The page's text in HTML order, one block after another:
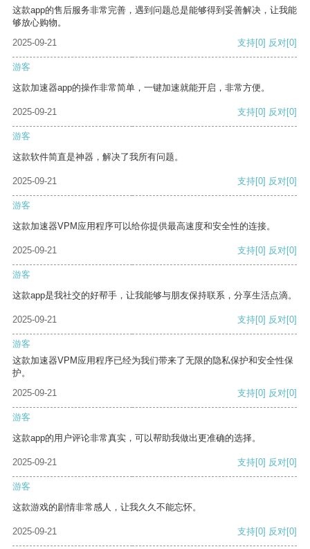
这款app的售后服务非常完善，遇到问题总是能够得到妥善解决，让我能
够放心购物。
2025-09-21
支持[0] 反对[0]
游客
这款加速器app的操作非常简单，一键加速就能开启，非常方便。
2025-09-21 支持[0] 反对[0]
游客
这款软件简直是神器，解决了我所有问题。
2025-09-21 支持[0] 反对[0]
游客
这款加速器VPM应用程序可以给你提供最高速度和安全性的连接。
2025-09-21 支持[0] 反对[0]
游客
这款app是我社交的好帮手，让我能够与朋友保持联系，分享生活点滴。
2025-09-21 支持[0] 反对[0]
游客
这款加速器VPM应用程序已经为我们带来了无限的隐私保护和安全性保
护。
2025-09-21
支持[0] 反对[0]
游客
这款app的用户评论非常真实，可以帮助我做出更准确的选择。
2025-09-21 支持[0] 反对[0]
游客
这款游戏的剧情非常感人，让我久久不能忘怀。
2025-09-21 支持[0] 反对[0]